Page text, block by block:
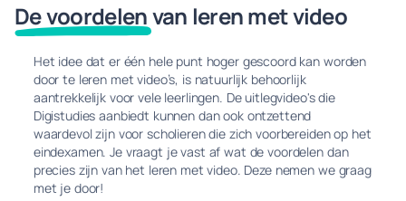
De voordelenvan leren met video
Het idee dat er één hele punt hoger gescoord kan worden
door te leren met video’s, is natuurlijk behoorlijk
aantrekkelijk voor vele leerlingen. De uitlegvideo's die
Digistudies aanbiedt kunnen dan ook ontzettend
waardevol zijn voor scholieren die zich voorbereiden op het
eindexamen. Je vraagt je vast af wat de voordelen dan
precies zijn van het leren met video. Deze nemen we graag
met je door!